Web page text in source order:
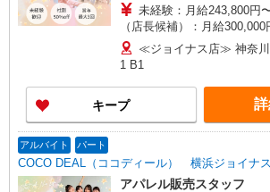
未経験：月給243,800円
（店長候補）：月給
270,000円〜 ★固定残業手当
含む） ※経験・能力考慮 ※固定残業時間は1ヶ月
3万円まで交通費支給 ※試
同条件 【手当】固定残業手当／資格手当／店舗職
制手当／住宅手当（実家外
当の種類はエリアにより異
時にお尋ねください。
≪ジョイナス店≫ 神奈川
1 B1
キープ
アルバイト パート
COCO DEAL（ココディール） 横浜ジョイナ
アパレル販売スタッフ